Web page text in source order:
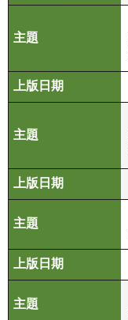
站
開
宣
告
隱
權
保
護